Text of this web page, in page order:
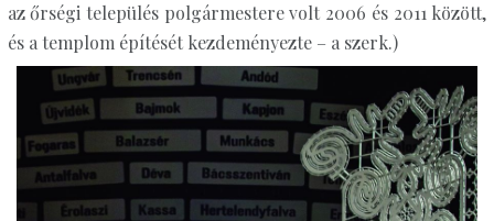
az őrségi település polgármestere volt 2006 és 2011 között,
és a templom építését kezdeményezte – a szerk.)